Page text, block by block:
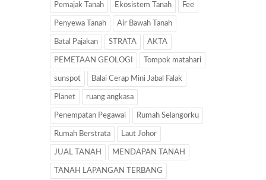
Pemajak Tanah Ekosistem Tanah Fee
Penyewa Tanah Air Bawah Tanah
Batal Pajakan STRATA AKTA
PEMETAAN GEOLOGI Tompok matahari
sunspot Balai Cerap Mini Jabal Falak
Planet ruang angkasa
Penempatan Pegawai Rumah Selangorku
Rumah Berstrata Laut Johor
JUAL TANAH MENDAPAN TANAH
TANAH LAPANGAN TERBANG